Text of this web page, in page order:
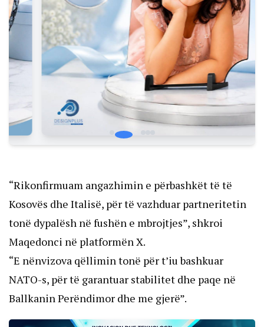
“Rikonfirmuam angazhimin e përbashkët të të
Kosovës dhe Italisë, për të vazhduar partneritetin
tonë dypalësh në fushën e mbrojtjes”, shkroi
Maqedonci në platformën X.
“E nënvizova qëllimin tonë për t’iu bashkuar
NATO-s, për të garantuar stabilitet dhe paqe në
Ballkanin Perëndimor dhe me gjerë”.